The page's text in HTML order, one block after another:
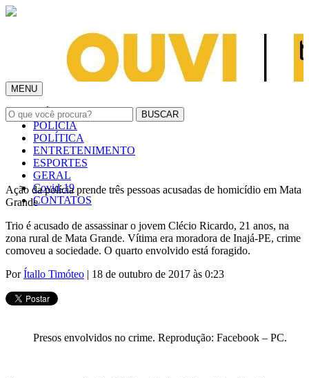
MENU
INÍCIO
POLÍCIA
POLÍTICA
ENTRETENIMENTO
ESPORTES
GERAL
Covid-19
CONTATOS
Ação da polícia prende três pessoas acusadas de homicídio em Mata
Grande
Trio é acusado de assassinar o jovem Clécio Ricardo, 21 anos, na
zona rural de Mata Grande. Vítima era moradora de Inajá-PE, crime
comoveu a sociedade. O quarto envolvido está foragido.
PorÍtallo Timóteo | 18 de outubro de 2017 às 0:23
Presos envolvidos no crime. Reprodução: Facebook – PC.